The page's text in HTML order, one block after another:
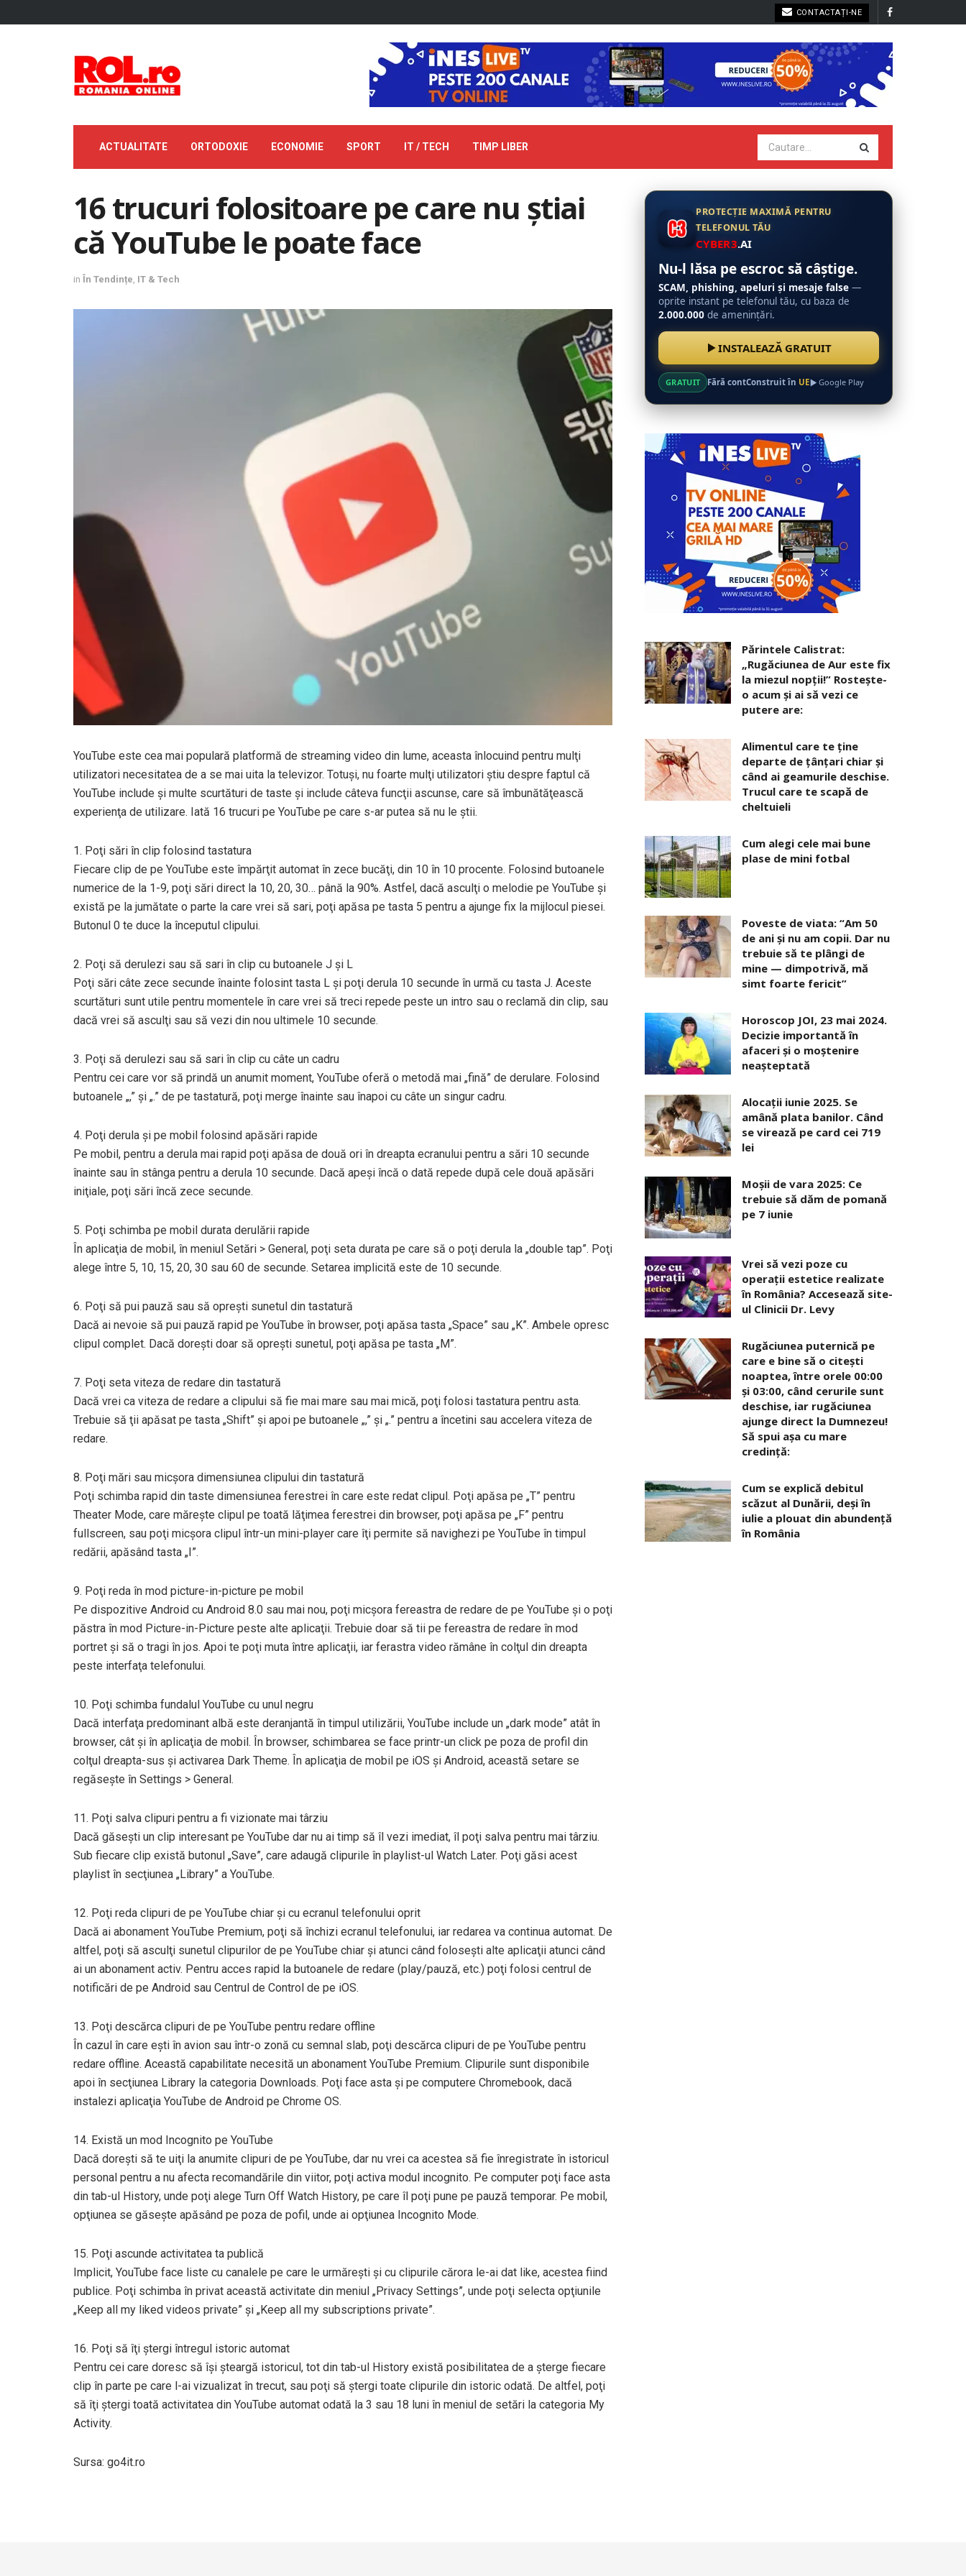
CONTACTAȚI-NE
ACTUALITATE ORTODOXIE ECONOMIE SPORT IT / TECH TIMP LIBER
16 trucuri folositoare pe care nu ştiai
că YouTube le poate face
in În Tendințe IT & Tech
YouTube este cea mai populară platformă de streaming video din lume, aceasta înlocuind pentru mulţi
utilizatori necesitatea de a se mai uita la televizor. Totuşi, nu foarte mulţi utilizatori ştiu despre faptul că
YouTube include şi multe scurtături de taste şi include câteva funcţii ascunse, care să îmbunătăţească
experienţa de utilizare. Iată 16 trucuri pe YouTube pe care s-ar putea să nu le ştii.
1. Poţi sări în clip folosind tastatura
Fiecare clip de pe YouTube este împărţit automat în zece bucăţi, din 10 în 10 procente. Folosind butoanele
numerice de la 1-9, poţi sări direct la 10, 20, 30… până la 90%. Astfel, dacă asculţi o melodie pe YouTube şi
există pe la jumătate o parte la care vrei să sari, poţi apăsa pe tasta 5 pentru a ajunge fix la mijlocul piesei.
Butonul 0 te duce la începutul clipului.
2. Poţi să derulezi sau să sari în clip cu butoanele J şi L
Poţi sări câte zece secunde înainte folosint tasta L şi poţi derula 10 secunde în urmă cu tasta J. Aceste
scurtături sunt utile pentru momentele în care vrei să treci repede peste un intro sau o reclamă din clip, sau
dacă vrei să asculţi sau să vezi din nou ultimele 10 secunde.
3. Poţi să derulezi sau să sari în clip cu câte un cadru
Pentru cei care vor să prindă un anumit moment, YouTube oferă o metodă mai „fină” de derulare. Folosind
butoanele „,” şi „.” de pe tastatură, poţi merge înainte sau înapoi cu câte un singur cadru.
4. Poţi derula şi pe mobil folosind apăsări rapide
Pe mobil, pentru a derula mai rapid poţi apăsa de două ori în dreapta ecranului pentru a sări 10 secunde
înainte sau în stânga pentru a derula 10 secunde. Dacă apeşi încă o dată repede după cele două apăsări
iniţiale, poţi sări încă zece secunde.
5. Poţi schimba pe mobil durata derulării rapide
În aplicaţia de mobil, în meniul Setări > General, poţi seta durata pe care să o poţi derula la „double tap”. Poţi
alege între 5, 10, 15, 20, 30 sau 60 de secunde. Setarea implicită este de 10 secunde.
6. Poţi să pui pauză sau să opreşti sunetul din tastatură
Dacă ai nevoie să pui pauză rapid pe YouTube în browser, poţi apăsa tasta „Space” sau „K”. Ambele opresc
clipul complet. Dacă doreşti doar să opreşti sunetul, poţi apăsa pe tasta „M”.
7. Poţi seta viteza de redare din tastatură
Dacă vrei ca viteza de redare a clipului să fie mai mare sau mai mică, poţi folosi tastatura pentru asta.
Trebuie să ţii apăsat pe tasta „Shift” şi apoi pe butoanele „,” şi „.” pentru a încetini sau accelera viteza de
redare.
8. Poţi mări sau micşora dimensiunea clipului din tastatură
Poţi schimba rapid din taste dimensiunea ferestrei în care este redat clipul. Poţi apăsa pe „T” pentru
Theater Mode, care măreşte clipul pe toată lăţimea ferestrei din browser, poţi apăsa pe „F” pentru
fullscreen, sau poţi micşora clipul într-un mini-player care îţi permite să navighezi pe YouTube în timpul
redării, apăsând tasta „I”.
9. Poţi reda în mod picture-in-picture pe mobil
Pe dispozitive Android cu Android 8.0 sau mai nou, poţi micşora fereastra de redare de pe YouTube şi o poţi
păstra în mod Picture-in-Picture peste alte aplicaţii. Trebuie doar să tii pe fereastra de redare în mod
portret şi să o tragi în jos. Apoi te poţi muta între aplicaţii, iar ferastra video rămâne în colţul din dreapta
peste interfaţa telefonului.
10. Poţi schimba fundalul YouTube cu unul negru
Dacă interfaţa predominant albă este deranjantă în timpul utilizării, YouTube include un „dark mode” atât în
browser, cât şi în aplicaţia de mobil. În browser, schimbarea se face printr-un click pe poza de profil din
colţul dreapta-sus şi activarea Dark Theme. În aplicaţia de mobil pe iOS şi Android, această setare se
regăseşte în Settings > General.
11. Poţi salva clipuri pentru a fi vizionate mai târziu
Dacă găseşti un clip interesant pe YouTube dar nu ai timp să îl vezi imediat, îl poţi salva pentru mai târziu.
Sub fiecare clip există butonul „Save”, care adaugă clipurile în playlist-ul Watch Later. Poţi găsi acest
playlist în secţiunea „Library” a YouTube.
12. Poţi reda clipuri de pe YouTube chiar şi cu ecranul telefonului oprit
Dacă ai abonament YouTube Premium, poţi să închizi ecranul telefonului, iar redarea va continua automat. De
altfel, poţi să asculţi sunetul clipurilor de pe YouTube chiar şi atunci când foloseşti alte aplicaţii atunci când
ai un abonament activ. Pentru acces rapid la butoanele de redare (play/pauză, etc.) poţi folosi centrul de
notificări de pe Android sau Centrul de Control de pe iOS.
13. Poţi descărca clipuri de pe YouTube pentru redare offline
În cazul în care eşti în avion sau într-o zonă cu semnal slab, poţi descărca clipuri de pe YouTube pentru
redare offline. Această capabilitate necesită un abonament YouTube Premium. Clipurile sunt disponibile
apoi în secţiunea Library la categoria Downloads. Poţi face asta şi pe computere Chromebook, dacă
instalezi aplicaţia YouTube de Android pe Chrome OS.
14. Există un mod Incognito pe YouTube
Dacă doreşti să te uiţi la anumite clipuri de pe YouTube, dar nu vrei ca acestea să fie înregistrate în istoricul
personal pentru a nu afecta recomandările din viitor, poţi activa modul incognito. Pe computer poţi face asta
din tab-ul History, unde poţi alege Turn Off Watch History, pe care îl poţi pune pe pauză temporar. Pe mobil,
opţiunea se găseşte apăsând pe poza de pofil, unde ai opţiunea Incognito Mode.
15. Poţi ascunde activitatea ta publică
Implicit, YouTube face liste cu canalele pe care le urmăreşti şi cu clipurile cărora le-ai dat like, acestea fiind
publice. Poţi schimba în privat această activitate din meniul „Privacy Settings”, unde poţi selecta opţiunile
„Keep all my liked videos private” şi „Keep all my subscriptions private”.
16. Poţi să îţi ştergi întregul istoric automat
Pentru cei care doresc să îşi şteargă istoricul, tot din tab-ul History există posibilitatea de a şterge fiecare
clip în parte pe care l-ai vizualizat în trecut, sau poţi să ştergi toate clipurile din istoric odată. De altfel, poţi
să îţi ştergi toată activitatea din YouTube automat odată la 3 sau 18 luni în meniul de setări la categoria My
Activity.
Sursa: go4it.ro
PROTECȚIE MAXIMĂ PENTRU
TELEFONUL TĂU
CYBER3.AI
Nu-l lăsa pe escroc să câștige.
SCAM, phishing, apeluri și mesaje false —
oprite instant pe telefonul tău, cu baza de
2.000.000 de amenințări.
INSTALEAZĂ GRATUIT
GRATUIT Fără contConstruit în UE Google Play
Părintele Calistrat:
„Rugăciunea de Aur este fix
la miezul nopţii!” Rosteşte-
o acum şi ai să vezi ce
putere are:
Alimentul care te ține
departe de țânțari chiar și
când ai geamurile deschise.
Trucul care te scapă de
cheltuieli
Cum alegi cele mai bune
plase de mini fotbal
Poveste de viata: “Am 50
de ani și nu am copii. Dar nu
trebuie să te plângi de
mine — dimpotrivă, mă
simt foarte fericit”
Horoscop JOI, 23 mai 2024.
Decizie importantă în
afaceri şi o moştenire
neaşteptată
Alocaţii iunie 2025. Se
amână plata banilor. Când
se virează pe card cei 719
lei
Moșii de vara 2025: Ce
trebuie să dăm de pomană
pe 7 iunie
Vrei să vezi poze cu
operații estetice realizate
în România? Accesează site-
ul Clinicii Dr. Levy
Rugăciunea puternică pe
care e bine să o citești
noaptea, între orele 00:00
și 03:00, când cerurile sunt
deschise, iar rugăciunea
ajunge direct la Dumnezeu!
Să spui așa cu mare
credință:
Cum se explică debitul
scăzut al Dunării, deși în
iulie a plouat din abundență
în România